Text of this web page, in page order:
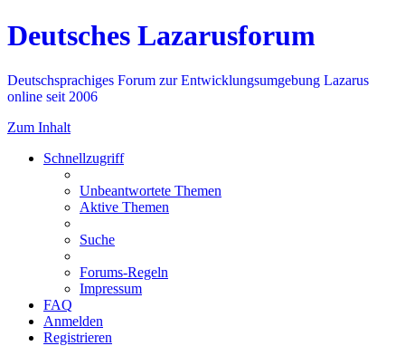
Deutsches Lazarusforum
Deutschsprachiges Forum zur Entwicklungsumgebung Lazarus
online seit 2006
Zum Inhalt
Schnellzugriff
Unbeantwortete Themen
Aktive Themen
Suche
Forums-Regeln
Impressum
FAQ
Anmelden
Registrieren